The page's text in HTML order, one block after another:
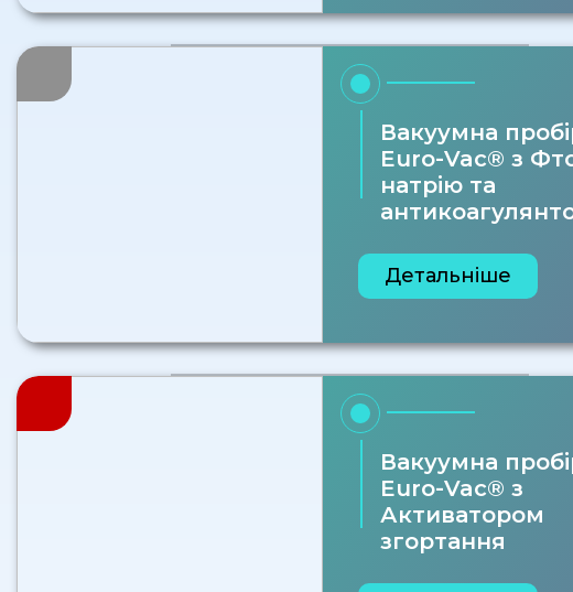
Вакуумна
Euro-Vaс® з
натрію та
Детальніше
Вакуумна
Euro-Vac® з
Активатором
згортання